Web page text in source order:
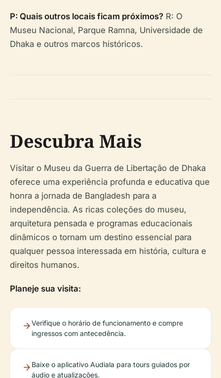
P: Quais outros locais ficam próximos? R: O
Museu Nacional, Parque Ramna, Universidade de
Dhaka e outros marcos históricos.
Descubra Mais
Visitar o Museu da Guerra de Libertação de Dhaka
oferece uma experiência profunda e educativa que
honra a jornada de Bangladesh para a
independência. As ricas coleções do museu,
arquitetura pensada e programas educacionais
dinâmicos o tornam um destino essencial para
qualquer pessoa interessada em história, cultura e
direitos humanos.
Planeje sua visita:
Verifique o horário de funcionamento e compre
ingressos com antecedência.
Baixe o aplicativo Audiala para tours guiados por
áudio e atualizações.